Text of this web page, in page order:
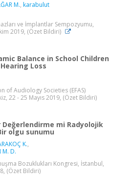
M., karabulut
ve İmplantlar Sempozyumu,
2019, (Özet Bildiri)
Balance in School Children
Loss
of Audiology Societies (EFAS)
22 - 25 Mayıs 2019, (Özet Bildiri)
mi Radyolojik
olgu sunumu
K.,
M. D.
Bozuklukları Kongresi, İstanbul,
(Özet Bildiri)